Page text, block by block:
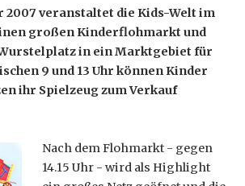
2007 veranstaltet die Kids-Welt im
großen Kinderflohmarkt und
in ein Marktgebiet für
9 und 13 Uhr können Kinder
ihr Spielzeug zum Verkauf
Nach dem Flohmarkt - gegen
14.15 Uhr - wird als Highlight